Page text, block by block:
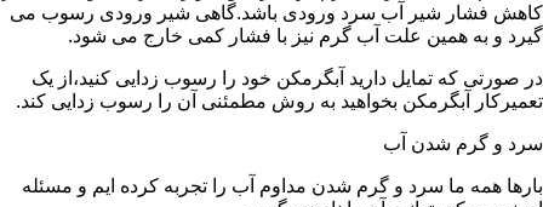
کاهش فشار شیر آب سرد ورودی باشد.گاهی شیر ورودی رسوب می
گیرد و به همین علت آب گرم نیز با فشار کمی خارج می شود.
در صورتی که تمایل دارید آبگرمکن خود را رسوب زدایی کنید،از یک
تعمیرکار آبگرمکن بخواهید به روش مطمئنی آن را رسوب زدایی کند.
سرد و گرم شدن آب
بارها همه ما سرد و گرم شدن مداوم آب را تجربه کرده ایم و مسئله